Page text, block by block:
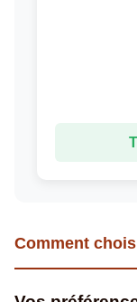
Comment